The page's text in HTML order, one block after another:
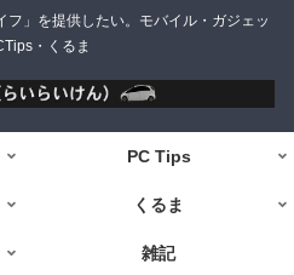
フ」を提供したい。モバイル・ガジェッ
・くるま
PC Tips
くるま
雑記